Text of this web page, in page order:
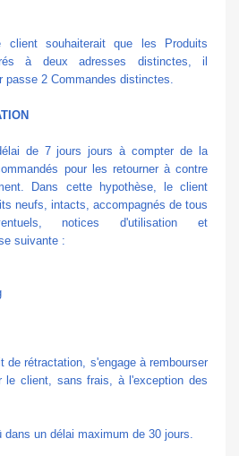
client souhaiterait que les Produits
à deux adresses distinctes, il
passe 2 Commandes distinctes.
de 7 jours jours à compter de la
pour les retourner à contre
Dans cette hypothèse, le client
neufs, intacts, accompagnés de tous
notices d'utilisation et
suivante :
de rétractation, s'engage à rembourser
le client, sans frais, à l'exception des
dans un délai maximum de 30 jours.